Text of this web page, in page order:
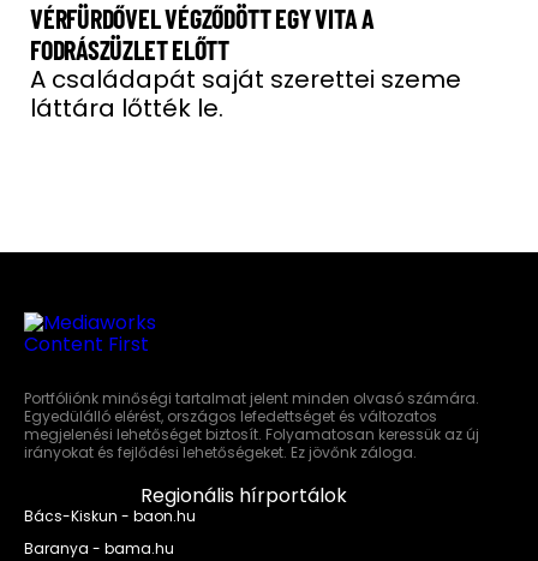
VÉRFÜRDŐVEL VÉGZŐDÖTT EGY VITA A
FODRÁSZÜZLET ELŐTT
A családapát saját szerettei szeme
láttára lőtték le.
Portfóliónk minőségi tartalmat jelent minden olvasó számára.
Egyedülálló elérést, országos lefedettséget és változatos
megjelenési lehetőséget biztosít. Folyamatosan keressük az új
irányokat és fejlődési lehetőségeket. Ez jövőnk záloga.
Regionális hírportálok
Bács-Kiskun - baon.hu
Baranya - bama.hu